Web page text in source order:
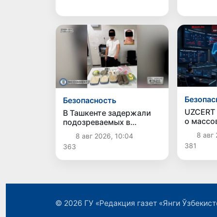
Безопасность
В Ташкенте задержали
подозреваемых в
распространении
крупной партии
наркотиков
8 авг 2026, 10:04
363
о
на8 авг
381
© 2026 ГУ «Редакция газет «Янги